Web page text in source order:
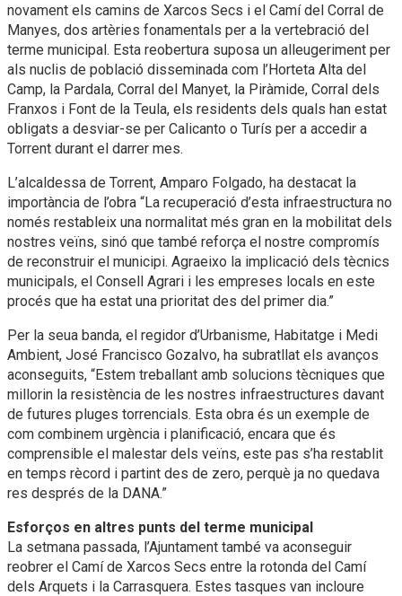
novament els camins de Xarcos Secs i el Camí del Corral de
Manyes, dos artèries fonamentals per a la vertebració del
terme municipal. Esta reobertura suposa un alleugeriment per
als nuclis de població disseminada com l’Horteta Alta del
Camp, la Pardala, Corral del Manyet, la Piràmide, Corral dels
Franxos i Font de la Teula, els residents dels quals han estat
obligats a desviar-se per Calicanto o Turís per a accedir a
Torrent durant el darrer mes.
L’alcaldessa de Torrent, Amparo Folgado, ha destacat la
importància de l’obra “La recuperació d’esta infraestructura no
només restableix una normalitat més gran en la mobilitat dels
nostres veïns, sinó que també reforça el nostre compromís
de reconstruir el municipi. Agraeixo la implicació dels tècnics
municipals, el Consell Agrari i les empreses locals en este
procés que ha estat una prioritat des del primer dia.”
Per la seua banda, el regidor d’Urbanisme, Habitatge i Medi
Ambient, José Francisco Gozalvo, ha subratllat els avanços
aconseguits, “Estem treballant amb solucions tècniques que
millorin la resistència de les nostres infraestructures davant
de futures pluges torrencials. Esta obra és un exemple de
com combinem urgència i planificació, encara que és
comprensible el malestar dels veïns, este pas s’ha restablit
en temps rècord i partint des de zero, perquè ja no quedava
res després de la DANA.”
Esforços en altres punts del terme municipal
La setmana passada, l’Ajuntament també va aconseguir
reobrer el Camí de Xarcos Secs entre la rotonda del Camí
dels Arquets i la Carrasquera. Estes tasques van incloure